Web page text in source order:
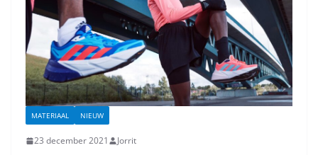
MATERIAAL NIEUW
23 december 2021 Jorrit